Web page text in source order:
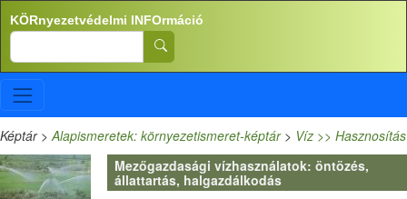
Ugrás a tartalomra
KÖRnyezetvédelmi INFOrmáció
Search
Képtár>Alapismeretek: környezetismeret-képtár> Víz >> Hasznosítás
Mezőgazdasági vízhasználatok: öntözés,
állattartás, halgazdálkodás